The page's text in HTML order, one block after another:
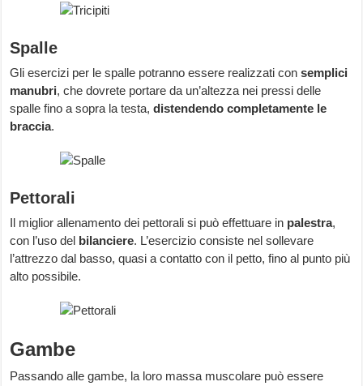
Spalle
Gli esercizi per le spalle potranno essere realizzati consemplici
manubri, che dovrete portare da un’altezza nei pressi delle
spalle fino a sopra la testa,distendendo completamente le
braccia.
Pettorali
Il miglior allenamento dei pettorali si può effettuare in palestra,
con l’uso del bilanciere. L’esercizio consiste nel sollevare
l’attrezzo dal basso, quasi a contatto con il petto, fino al punto più
alto possibile.
Gambe
Passando alle gambe, la loro massa muscolare può essere